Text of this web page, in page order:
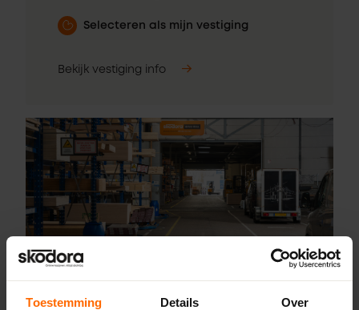
Toestemming Details Over
Selecteren als mijn vestiging
Bekijk vestiging info